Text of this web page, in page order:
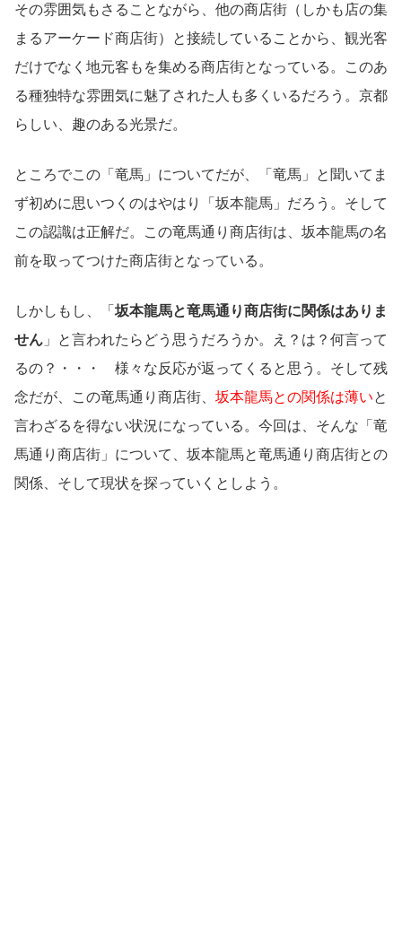
その雰囲気もさることながら、他の商店街（しかも店の集
まるアーケード商店街）と接続していることから、観光客
だけでなく地元客もを集める商店街となっている。このあ
る種独特な雰囲気に魅了された人も多くいるだろう。京都
らしい、趣のある光景だ。
ところでこの「竜馬」についてだが、「竜馬」と聞いてま
ず初めに思いつくのはやはり「坂本龍馬」だろう。そして
この認識は正解だ。この竜馬通り商店街は、坂本龍馬の名
前を取ってつけた商店街となっている。
しかしもし、「 坂本龍馬と竜馬通り商店街に関係はありま
せん 」と言われたらどう思うだろうか。え？は？何言って
るの？・・・ 様々な反応が返ってくると思う。そして残
念だが、この竜馬通り商店街、 坂本龍馬との関係は薄いと
言わざるを得ない状況になっている。今回は、そんな「竜
馬通り商店街」について、坂本龍馬と竜馬通り商店街との
関係、そして現状を探っていくとしよう。